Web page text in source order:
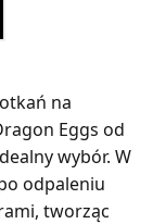
na
Eggs od
wybór. W
odpaleniu
tworząc